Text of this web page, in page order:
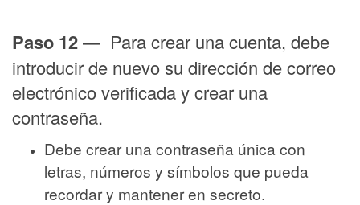
Paso 12— Para crear una cuenta, debe
introducir de nuevo su dirección de correo
electrónico verificada y crear una
contraseña.
Debe crear una contraseña única con
letras, números y símbolos que pueda
recordar y mantener en secreto.